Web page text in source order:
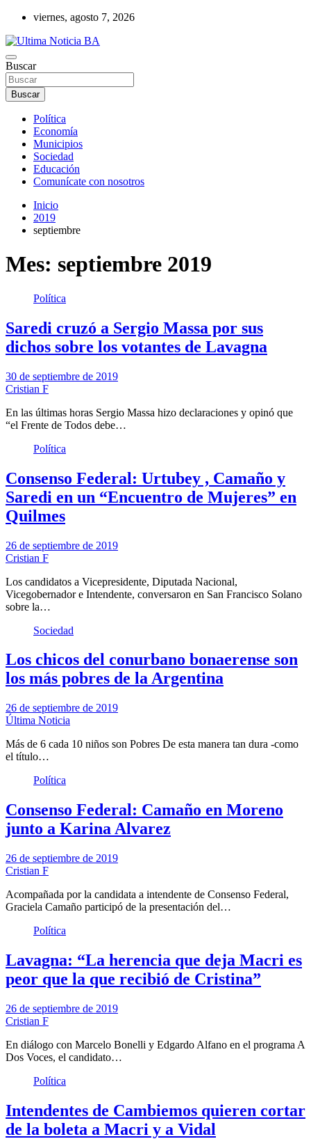
Saltar
contenido
viernes, agosto 7, 2026
Ultima Noticia BA
Últimas noticias de la provincia de Buenos Aires y del partido de La
Matanza en nuestro portal de noticias. Mantente informado sobre
política, economía, sociedad y mucho más.
Buscar
Buscar
Política
Economía
Municipios
Sociedad
Educación
Comunícate con nosotros
Inicio
2019
septiembre
Mes: septiembre 2019
Política
Saredi cruzó a Sergio Massa por sus
dichos sobre los votantes de Lavagna
30 de septiembre de 2019
Cristian F
En las últimas horas Sergio Massa hizo declaraciones y opinó que
“el Frente de Todos debe…
Política
Consenso Federal: Urtubey , Camaño y
Saredi en un “Encuentro de Mujeres” en
Quilmes
26 de septiembre de 2019
Cristian F
Los candidatos a Vicepresidente, Diputada Nacional,
Vicegobernador e Intendente, conversaron en San Francisco Solano
sobre la…
Sociedad
Los chicos del conurbano bonaerense son
los más pobres de la Argentina
26 de septiembre de 2019
Última Noticia
Más de 6 cada 10 niños son Pobres De esta manera tan dura -como
el título…
Política
Consenso Federal: Camaño en Moreno
junto a Karina Alvarez
26 de septiembre de 2019
Cristian F
Acompañada por la candidata a intendente de Consenso Federal,
Graciela Camaño participó de la presentación del…
Política
Lavagna: “La herencia que deja Macri es
peor que la que recibió de Cristina”
26 de septiembre de 2019
Cristian F
En diálogo con Marcelo Bonelli y Edgardo Alfano en el programa A
Dos Voces, el candidato…
Política
Intendentes de Cambiemos quieren cortar
de la boleta a Macri y a Vidal